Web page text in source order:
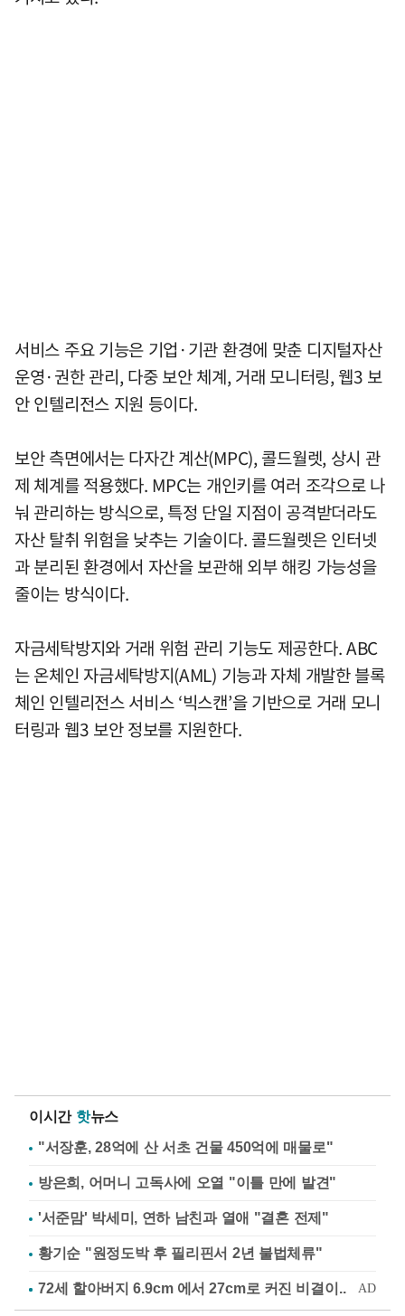
서비스 주요 기능은 기업·기관 환경에 맞춘 디지털자산
운영·권한 관리, 다중 보안 체계, 거래 모니터링, 웹3 보
안 인텔리전스 지원 등이다.
보안 측면에서는 다자간 계산(MPC), 콜드월렛, 상시 관
제 체계를 적용했다. MPC는 개인키를 여러 조각으로 나
눠 관리하는 방식으로, 특정 단일 지점이 공격받더라도
자산 탈취 위험을 낮추는 기술이다. 콜드월렛은 인터넷
과 분리된 환경에서 자산을 보관해 외부 해킹 가능성을
줄이는 방식이다.
자금세탁방지와 거래 위험 관리 기능도 제공한다. ABC
는 온체인 자금세탁방지(AML) 기능과 자체 개발한 블록
체인 인텔리전스 서비스 ‘빅스캔’을 기반으로 거래 모니
터링과 웹3 보안 정보를 지원한다.
이시간 핫뉴스
"서장훈, 28억에 산 서초 건물 450억에 매물로"
방은희, 어머니 고독사에 오열 "이틀 만에 발견"
'서준맘' 박세미, 연하 남친과 열애 "결혼 전제"
황기순 "원정도박 후 필리핀서 2년 불법체류"